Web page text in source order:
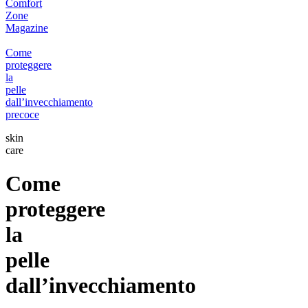
Comfort
Zone
Magazine
Come
proteggere
la
pelle
dall’invecchiamento
precoce
skin
care
Come
proteggere
la
pelle
dall’invecchiamento